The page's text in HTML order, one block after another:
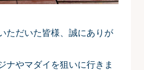
ただいた皆様、誠にありが
ナやマダイを狙いに行きま